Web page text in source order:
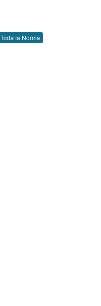
Toda la Norma